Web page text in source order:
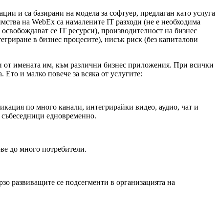
и са базирани на модела за софтуер, предлаган като услуга
на WebEx са намалените IT разходи (не е необходима
се IT ресурси), производителност на бизнес
в бизнес процесите), нисък риск (без капиталови
от имената им, към различни бизнес приложения. При всички
и малко повече за всяка от услугите:
по много канали, интегрирайки видео, аудио, чат и
едновременно.
до много потребители.
развиващите се подсегменти в организацията на